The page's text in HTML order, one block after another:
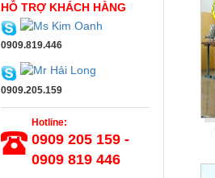
HỖ TRỢ KHÁCH HÀNG
0909.819.446
0909.205.159
Hotline:
0909 205 159 -
0909 819 446